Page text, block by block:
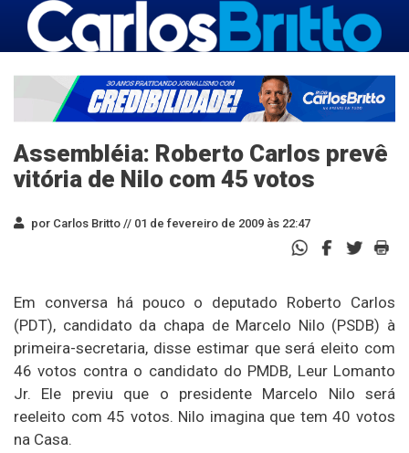
Assembléia: Roberto Carlos prevê
vitória de Nilo com 45 votos
por Carlos Britto // 01 de fevereiro de 2009 às 22:47
Em conversa há pouco o deputado Roberto Carlos
(PDT), candidato da chapa de Marcelo Nilo (PSDB) à
primeira-secretaria, disse estimar que será eleito com
46 votos contra o candidato do PMDB, Leur Lomanto
Jr. Ele previu que o presidente Marcelo Nilo será
reeleito com 45 votos. Nilo imagina que tem 40 votos
na Casa.